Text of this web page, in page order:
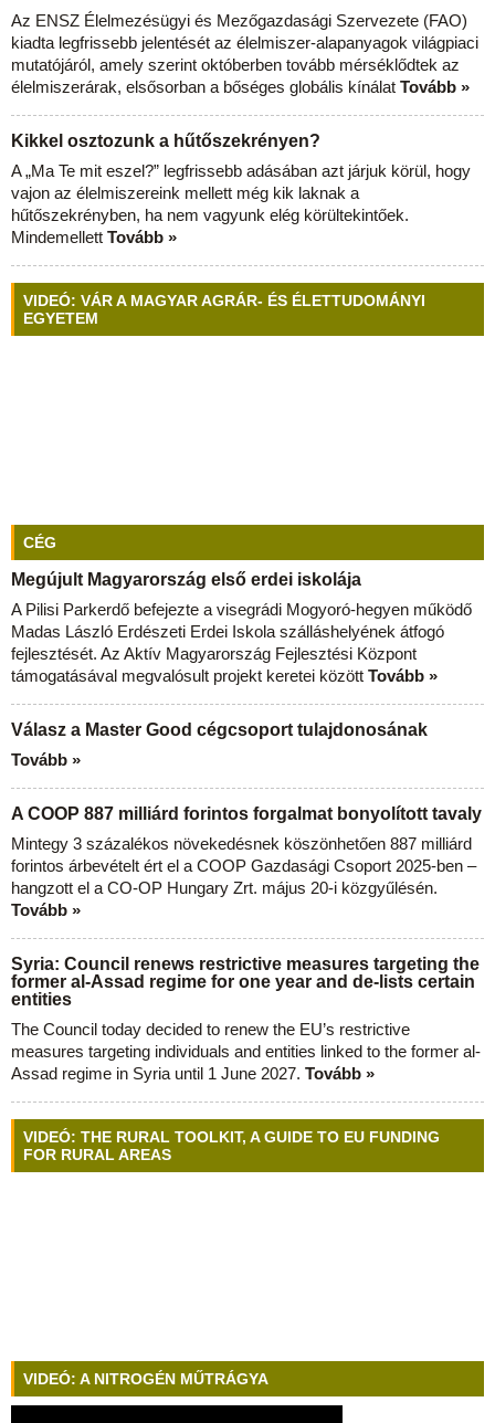
Az ENSZ Élelmezésügyi és Mezőgazdasági Szervezete (FAO)
kiadta legfrissebb jelentését az élelmiszer-alapanyagok világpiaci
mutatójáról, amely szerint októberben tovább mérséklődtek az
élelmiszerárak, elsősorban a bőséges globális kínálat Tovább »
Kikkel osztozunk a hűtőszekrényen?
A „Ma Te mit eszel?” legfrissebb adásában azt járjuk körül, hogy
vajon az élelmiszereink mellett még kik laknak a
hűtőszekrényben, ha nem vagyunk elég körültekintőek.
Mindemellett Tovább »
VIDEÓ: VÁR A MAGYAR AGRÁR- ÉS ÉLETTUDOMÁNYI
EGYETEM
CÉG
Megújult Magyarország első erdei iskolája
A Pilisi Parkerdő befejezte a visegrádi Mogyoró-hegyen működő
Madas László Erdészeti Erdei Iskola szálláshelyének átfogó
fejlesztését. Az Aktív Magyarország Fejlesztési Központ
támogatásával megvalósult projekt keretei között Tovább »
Válasz a Master Good cégcsoport tulajdonosának
Tovább »
A COOP 887 milliárd forintos forgalmat bonyolított tavaly
Mintegy 3 százalékos növekedésnek köszönhetően 887 milliárd
forintos árbevételt ért el a COOP Gazdasági Csoport 2025-ben –
hangzott el a CO-OP Hungary Zrt. május 20-i közgyűlésén.
Tovább »
Syria: Council renews restrictive measures targeting the
former al-Assad regime for one year and de-lists certain
entities
The Council today decided to renew the EU’s restrictive
measures targeting individuals and entities linked to the former al-
Assad regime in Syria until 1 June 2027. Tovább »
VIDEÓ: THE RURAL TOOLKIT, A GUIDE TO EU FUNDING
FOR RURAL AREAS
VIDEÓ: A NITROGÉN MŰTRÁGYA